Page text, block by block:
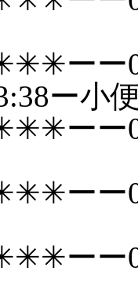
ーー
3:38ー小
ーー
ーー
ーー